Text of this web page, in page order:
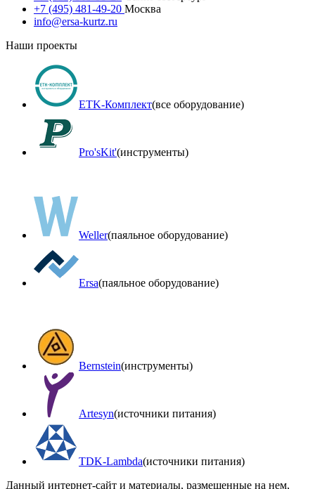
+7 (495) 481-49-20 Москва
info@ersa-kurtz.ru
Наши проекты
ETK-Комплект(все оборудование)
Pro'sKit'(инструменты)
Weller(паяльное оборудование)
Ersa(паяльное оборудование)
Bernstein(инструменты)
Artesyn(источники питания)
TDK-Lambda(источники питания)
Данный интернет-сайт и материалы, размещенные на нем,